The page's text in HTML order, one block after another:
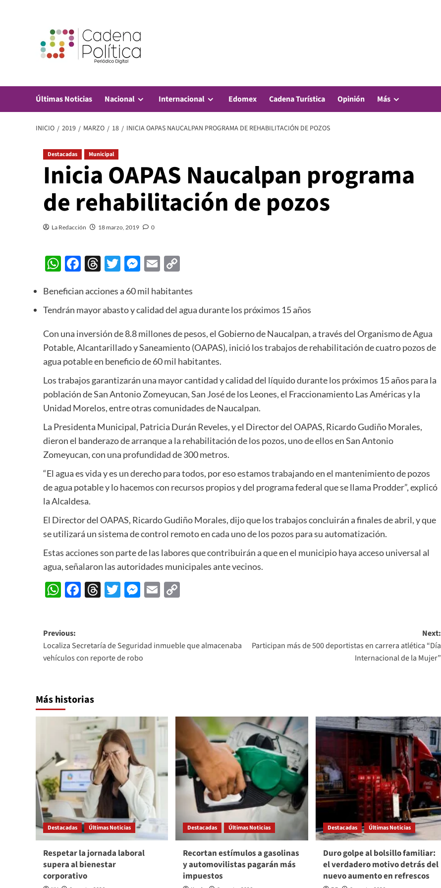
Últimas Noticias Nacional Internacional Edomex Cadena Turística Opinión Más
INICIO 2019 MARZO 18 INICIA OAPAS NAUCALPAN PROGRAMA DE REHABILITACIÓN DE POZOS
Destacadas Municipal
Inicia OAPAS Naucalpan programa
de rehabilitación de pozos
La Redacción 18 marzo, 2019 0
WhatsApp
Facebook
Threads
Twitter
Messenger
Email
Benefician acciones a 60 mil habitantes
Tendrán mayor abasto y calidad del agua durante los próximos 15 años
Con una inversión de 8.8 millones de pesos, el Gobierno de Naucalpan, a través del Organismo de Agua
Potable, Alcantarillado y Saneamiento (OAPAS), inició los trabajos de rehabilitación de cuatro pozos de
agua potable en beneficio de 60 mil habitantes.
Los trabajos garantizarán una mayor cantidad y calidad del líquido durante los próximos 15 años para la
población de San Antonio Zomeyucan, San José de los Leones, el Fraccionamiento Las Américas y la
Unidad Morelos, entre otras comunidades de Naucalpan.
La Presidenta Municipal, Patricia Durán Reveles, y el Director del OAPAS, Ricardo Gudiño Morales,
dieron el banderazo de arranque a la rehabilitación de los pozos, uno de ellos en San Antonio
Zomeyucan, con una profundidad de 300 metros.
“El agua es vida y es un derecho para todos, por eso estamos trabajando en el mantenimiento de pozos
de agua potable y lo hacemos con recursos propios y del programa federal que se llama Prodder”, explicó
la Alcaldesa.
El Director del OAPAS, Ricardo Gudiño Morales, dijo que los trabajos concluirán a finales de abril, y que
se utilizará un sistema de control remoto en cada uno de los pozos para su automatización.
Estas acciones son parte de las labores que contribuirán a que en el municipio haya acceso universal al
agua, señalaron las autoridades municipales ante vecinos.
WhatsApp
Facebook
Threads
Twitter
Messenger
Email
Post
navigation
Previous:
Localiza Secretaría de Seguridad inmueble que almacenaba
vehículos con reporte de robo
Next:
Participan más de 500 deportistas en carrera atlética “Día
Internacional de la Mujer”
Más historias
Destacadas Últimas Noticias
Respetar la jornada laboral
supera al bienestar
corporativo
Destacadas Últimas Noticias
Recortan estímulos a gasolinas
y automovilistas pagarán más
impuestos
Destacadas Últimas Noticias
Duro golpe al bolsillo familiar:
el verdadero motivo detrás del
nuevo aumento en refrescos